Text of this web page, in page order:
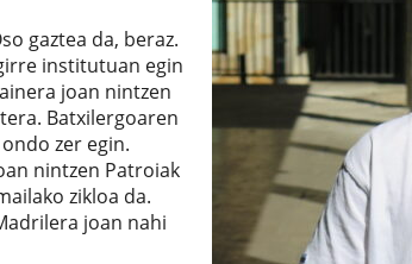
gaztea da, beraz.
institutuan egin
joan nintzen
Batxilergoaren
zer egin.
nintzen Patroiak
zikloa da.
joan nahi